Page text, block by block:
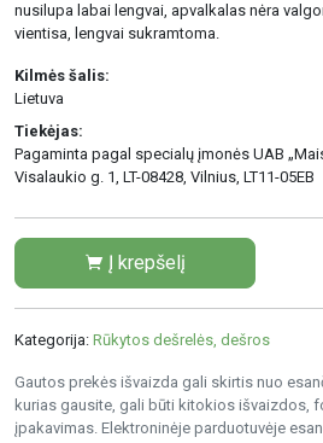
nusilupa labai lengvai, apvalkalas nėra
vientisa, lengvai sukramtoma.
Kilmės šalis:
Lietuva
Tiekėjas:
Pagaminta pagal specialų įmonės UAB
Visalaukio g. 1, LT-08428, Vilnius, LT11-05EB
Į krepšelį
Kategorija: Rūkytos dešrelės, dešros
Gautos prekės išvaizda gali skirtis nuo
kurias gausite, gali būti kitokios išvaizdos,
įpakavimas. Elektroninėje parduotuvėje